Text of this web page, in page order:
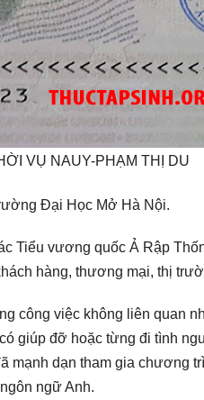
VỤ NAUY-PHẠM THỊ DU
Đại Học Mở Hà Nội.
Tiểu vương quốc Ả Rập
hàng, thương mại, thị
công việc không liên quan
giúp đỡ hoặc từng đi tình
mạnh dạn tham gia chương
ngữ Anh.